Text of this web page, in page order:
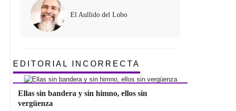
El Aullido del Lobo
EDITORIAL INCORRECTA
Ellas sin bandera y sin himno, ellos sin
vergüenza